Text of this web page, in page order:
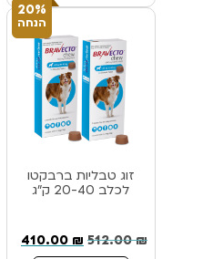
20%
הנחה
זוג טבליות ברבקטו
לכלב 20-40 ק”ג
512.00₪
410.00 ₪